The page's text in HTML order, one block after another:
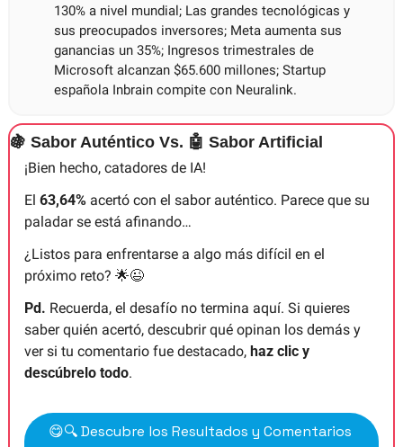
130% a nivel mundial; Las grandes tecnológicas y
sus preocupados inversores; Meta aumenta sus
ganancias un 35%; Ingresos trimestrales de
Microsoft alcanzan $65.600 millones; Startup
española Inbrain compite con Neuralink.
🍇 Sabor Auténtico Vs. 🤖 Sabor Artificial
¡Bien hecho, catadores de IA!
El 63,64% acertó con el sabor auténtico. Parece que su
paladar se está afinando…
¿Listos para enfrentarse a algo más difícil en el
próximo reto? 🌟😉
Pd. Recuerda, el desafío no termina aquí. Si quieres
saber quién acertó, descubrir qué opinan los demás y
ver si tu comentario fue destacado, haz clic y
descúbrelo todo.
😋🔍 Descubre los Resultados y Comentarios